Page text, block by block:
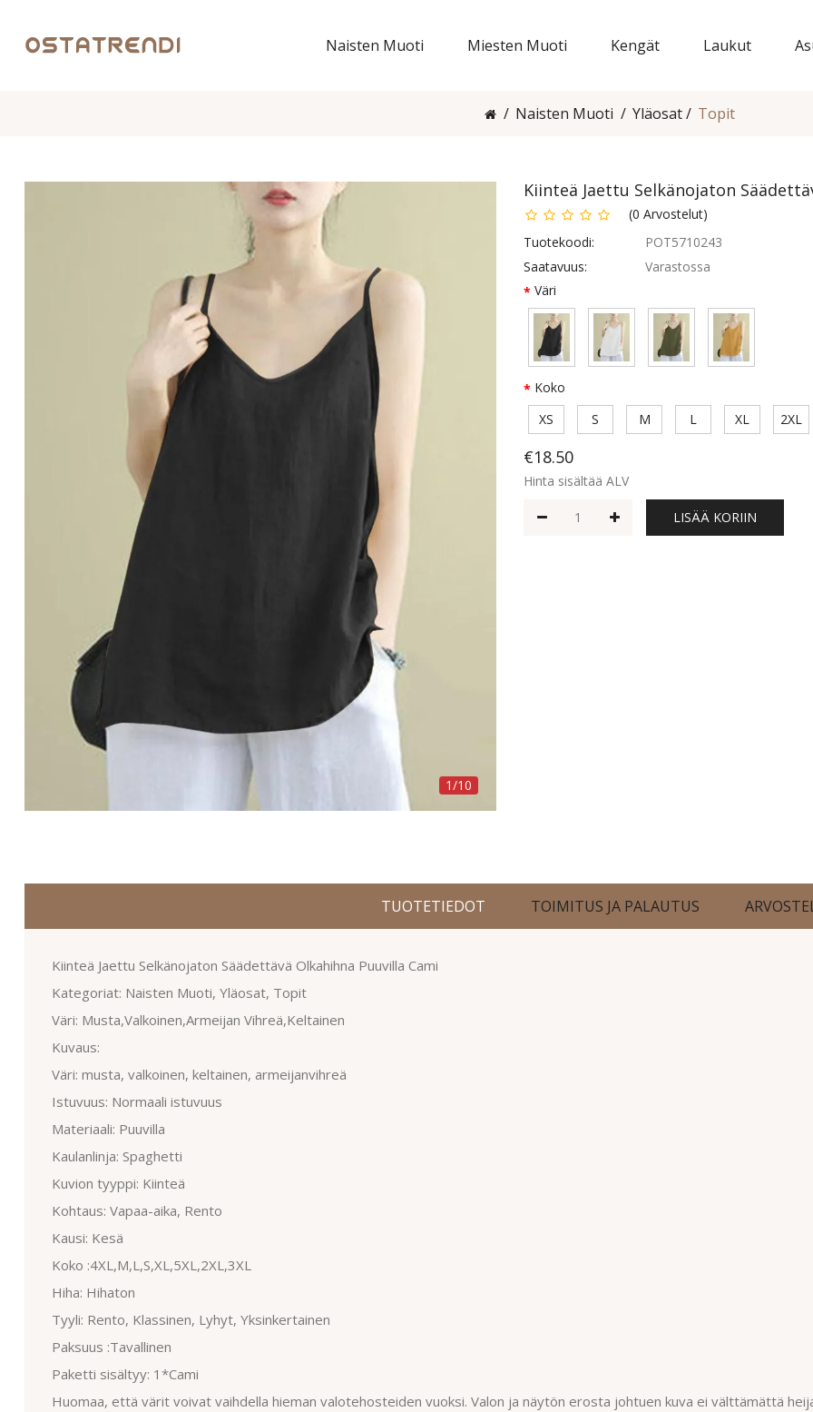
Naisten Muoti Miesten Muoti Kengät Laukut
Naisten Muoti Yläosat Topit
1/10
Kiinteä Jaettu Selkänojaton
(0 Arvostelut)
Tuotekoodi:
POT5710243
Saatavuus:
Varastossa
Väri
Koko
XS
S M L XL 2XL
€18.50
Hinta sisältää ALV
LISÄÄ KORIIN
TUOTETIEDOT TOIMITUS JA PALAUTUS
Kiinteä Jaettu Selkänojaton Säädettävä Olkahihna Puuvilla Cami
Kategoriat: Naisten Muoti, Yläosat, Topit
Väri: Musta,Valkoinen,Armeijan Vihreä,Keltainen
Kuvaus:
Väri: musta, valkoinen, keltainen, armeijanvihreä
Istuvuus: Normaali istuvuus
Materiaali: Puuvilla
Kaulanlinja: Spaghetti
Kuvion tyyppi: Kiinteä
Kohtaus: Vapaa-aika, Rento
Kausi: Kesä
Koko :4XL,M,L,S,XL,5XL,2XL,3XL
Hiha: Hihaton
Tyyli: Rento, Klassinen, Lyhyt, Yksinkertainen
Paksuus :Tavallinen
Paketti sisältyy: 1*Cami
Huomaa, että värit voivat vaihdella hieman valotehosteiden vuoksi. Valon ja näytön erosta johtuen kuva ei välttämättä